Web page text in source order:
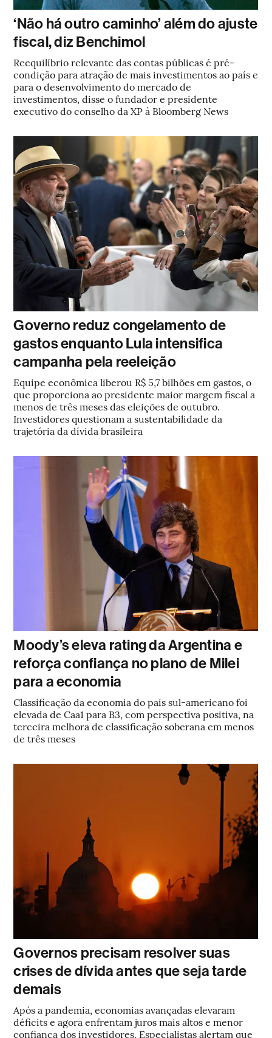
‘Não há outro caminho’ além do ajuste
fiscal, diz Benchimol
Reequilíbrio relevante das contas públicas é pré-
condição para atração de mais investimentos ao país e
para o desenvolvimento do mercado de
investimentos, disse o fundador e presidente
executivo do conselho da XP à Bloomberg News
Governo reduz congelamento de
gastos enquanto Lula intensifica
campanha pela reeleição
Equipe econômica liberou R$ 5,7 bilhões em gastos, o
que proporciona ao presidente maior margem fiscal a
menos de três meses das eleições de outubro.
Investidores questionam a sustentabilidade da
trajetória da dívida brasileira
Moody’s eleva rating da Argentina e
reforça confiança no plano de Milei
para a economia
Classificação da economia do país sul-americano foi
elevada de Caa1 para B3, com perspectiva positiva, na
terceira melhora de classificação soberana em menos
de três meses
Governos precisam resolver suas
crises de dívida antes que seja tarde
demais
Após a pandemia, economias avançadas elevaram
déficits e agora enfrentam juros mais altos e menor
confiança dos investidores. Especialistas alertam que